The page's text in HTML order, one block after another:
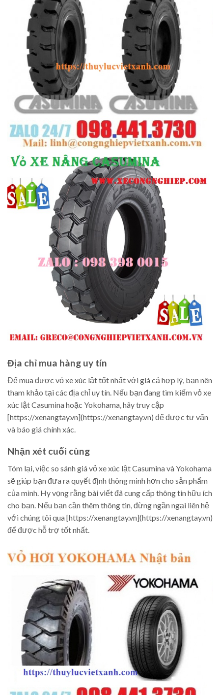
Địa chỉ mua hàng uy tín
Để mua được vỏ xe xúc lật tốt nhất với giá cả hợp lý, bạn nên
tham khảo tại các địa chỉ uy tín. Nếu bạn đang tìm kiếm vỏ xe
xúc lật Casumina hoặc Yokohama, hãy truy cập
[https://xenangtay.vn](https://xenangtay.vn) để được tư vấn
và báo giá chính xác.
Nhận xét cuối cùng
Tóm lại, việc so sánh giá vỏ xe xúc lật Casumina và Yokohama
sẽ giúp bạn đưa ra quyết định thông minh hơn cho sản phẩm
của mình. Hy vọng rằng bài viết đã cung cấp thông tin hữu ích
cho bạn. Nếu bạn cần thêm thông tin, đừng ngần ngại liên hệ
với chúng tôi qua [https://xenangtay.vn](https://xenangtay.vn)
để được hỗ trợ tốt nhất.